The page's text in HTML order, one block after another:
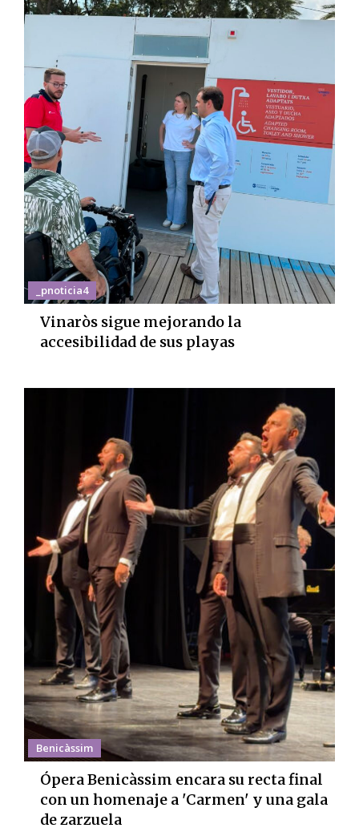
_pnoticia4
Vinaròs sigue mejorando la
accesibilidad de sus playas
Benicàssim
Ópera Benicàssim encara su recta final
con un homenaje a 'Carmen' y una gala
de zarzuela